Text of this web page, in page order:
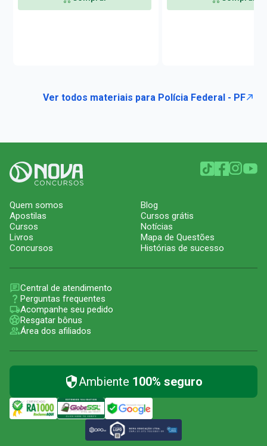
Ver todos materiais para Polícia Federal - PF
Quem somos
Apostilas
Cursos
Livros
Concursos
Blog
Cursos grátis
Notícias
Mapa de Questões
Histórias de sucesso
Central de atendimento
Perguntas frequentes
Acompanhe seu pedido
Resgatar bônus
Área dos afiliados
Ambiente 100% seguro